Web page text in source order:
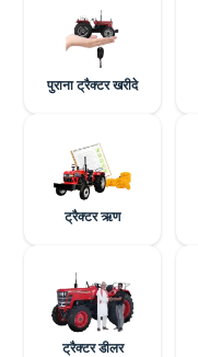
पुराना ट्रैक्टर खरीदे
ट्रैक्टर ऋण
ट्रैक्टर डीलर